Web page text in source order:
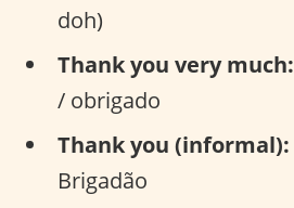
doh)
Thank you very much:
/ obrigado
Thank you (informal):
Brigadão